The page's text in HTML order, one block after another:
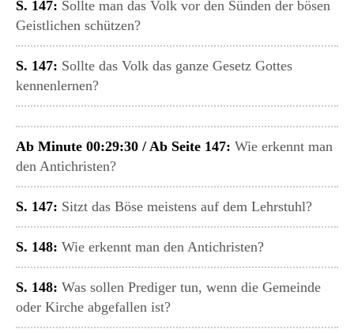
S. 147: Sollte man das Volk vor den Sünden der bösen
Geistlichen schützen?
S. 147: Sollte das Volk das ganze Gesetz Gottes
kennenlernen?
Ab Minute 00:29:30 / Ab Seite 147: Wie erkennt man
den Antichristen?
S. 147: Sitzt das Böse meistens auf dem Lehrstuhl?
S. 148: Wie erkennt man den Antichristen?
S. 148: Was sollen Prediger tun, wenn die Gemeinde
oder Kirche abgefallen ist?